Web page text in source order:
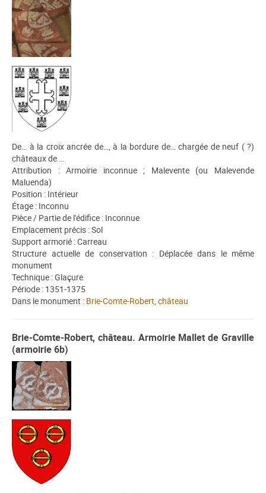
De… à la croix ancrée de…, à la bordure de… chargée de neuf ( ?)
châteaux de …
Attribution : Armoirie inconnue ; Malevente (ou Malevende
Maluenda)
Position : Intérieur
Étage : Inconnu
Pièce / Partie de l'édifice : Inconnue
Emplacement précis : Sol
Support armorié : Carreau
Structure actuelle de conservation : Déplacée dans le même
monument
Technique : Glaçure
Période : 1351-1375
Dans le monument : Brie-Comte-Robert, château
Brie-Comte-Robert, château. Armoirie Mallet de Graville
(armoirie 6b)